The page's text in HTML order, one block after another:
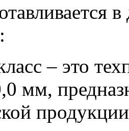
в
– это
мм,